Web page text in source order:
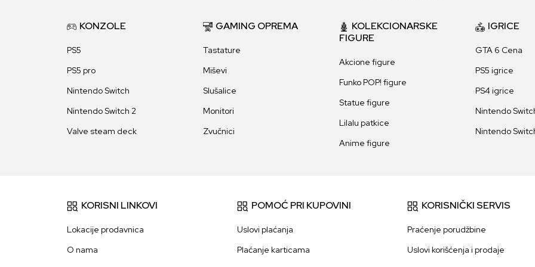
KONZOLE
PS5
PS5 pro
Nintendo Switch
Nintendo Switch 2
Valve steam deck
GAMING OPREMA
Tastature
Miševi
Slušalice
Monitori
Zvučnici
KOLEKCIONARSKE
FIGURE
Akcione figure
Funko POP! figure
Statue figure
Lilalu patkice
Anime figure
IGRICE
GTA 6 Cena
PS5 igrice
PS4 igrice
Nintendo
Nintendo
KORISNI LINKOVI
Lokacije prodavnica
O nama
POMOĆ PRI KUPOVINI
Uslovi plaćanja
Plaćanje karticama
KORISNIČKI SERVIS
Praćenje porudžbine
Uslovi korišćenja i prodaje